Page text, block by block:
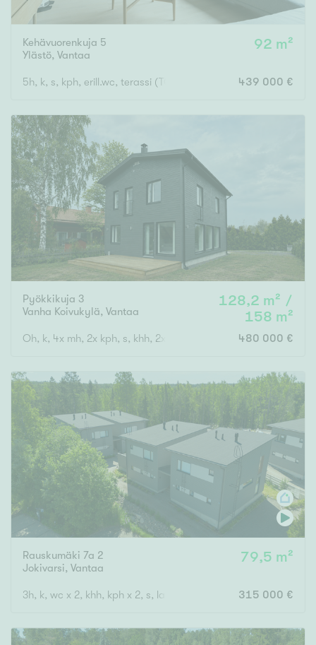
Kehävuorenkuja 5
Ylästö, Vantaa
92 m²
5h, k, s, kph, erill.wc, terassi (TONTTIOSUUS LUNASTETTU!)
439 000 €
Pyökkikuja 3
Vanha Koivukylä, Vantaa
128,2 m² /
158 m²
Oh, k, 4x mh, 2x kph, s, khh, 2x vh, terassi 480 000 €
Rauskumäki 7a 2
Jokivarsi, Vantaa
79,5 m²
3h, k, wc x 2, khh, kph x 2, s, lasitettu parveke, lasitettu
315 000 €